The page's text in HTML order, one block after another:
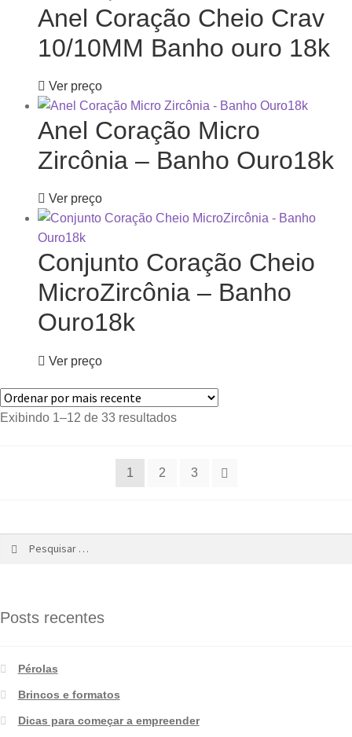
Anel Coração Cheio Crav
10/10MM Banho ouro 18k
Ver preço
Anel Coração Micro
Zircônia – Banho Ouro18k
Ver preço
Conjunto Coração Cheio
MicroZircônia – Banho
Ouro18k
Ver preço
Exibindo 1–12 de 33 resultados
1 2 3
Posts recentes
Pérolas
Brincos e formatos
Dicas para começar a empreender